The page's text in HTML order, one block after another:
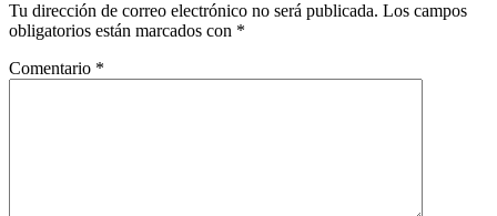
Tu dirección de correo electrónico no será publicada. Los campos
obligatorios están marcados con *
Comentario *